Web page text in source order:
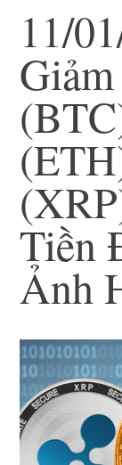
11/
Tiền
Ảnh